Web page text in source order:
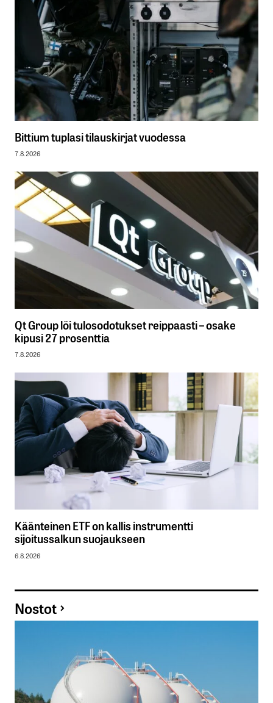
Bittium tuplasi tilauskirjat vuodessa
7.8.2026
Qt Group löi tulosodotukset reippaasti – osake
kipusi 27 prosenttia
7.8.2026
Käänteinen ETF on kallis instrumentti
sijoitussalkun suojaukseen
6.8.2026
Nostot